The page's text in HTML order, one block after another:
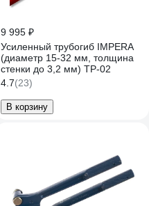
9 995 ₽
Усиленный трубогиб IMPERA
(диаметр 15-32 мм, толщина
стенки до 3,2 мм) ТР-02
4.7(23)
В корзину